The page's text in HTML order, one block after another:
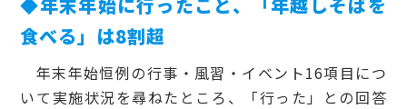
食べる」は8割超
年末年始恒例の行事・風習・イベント16項目につ
いて実施状況を尋ねたところ、「行った」との回答